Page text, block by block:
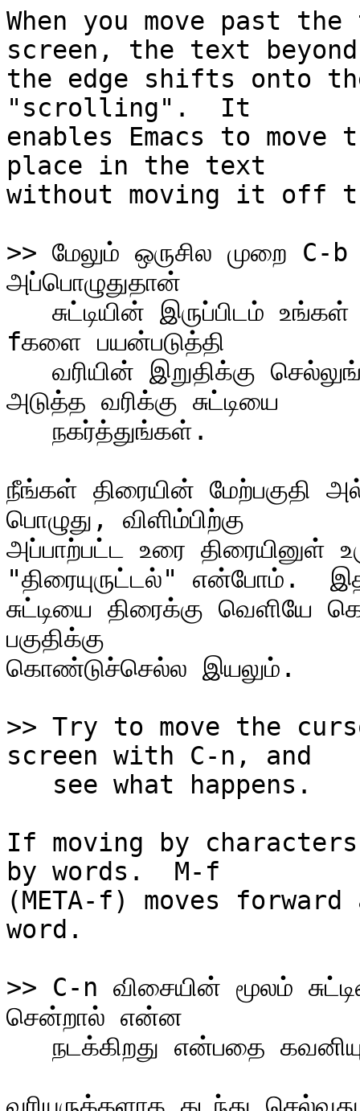
When you move past
screen, the text beyond
the edge shifts onto
"scrolling".  It
enables Emacs to
place in the text
without moving it off
>> மேலும் ஒருசில முறை C-
fகளை பயன்படுத்தி
அடுத்த வரிக்கு சுட்டியை
நீங்கள் திரையின் மேற்பகுதி
பொழுது, விளிம்பிற்கு
அப்பாற்பட்ட உரை திரையினுள்
"திரையுருட்டல்" என்போம்.
சுட்டியை திரைக்கு வெளியே
பகுதிக்கு
கொண்டுச்செல்ல இயலும்.
>> Try to move the
If moving by
by words.  M-f
(META-f) moves
word.
>> C-n விசையின் மூலம்